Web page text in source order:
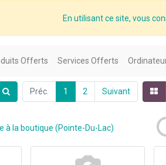
En utilisant ce site, vous
Offerts Services Offerts
Préc. 1 2 Suivant
à la boutique (Pointe-Du-Lac)